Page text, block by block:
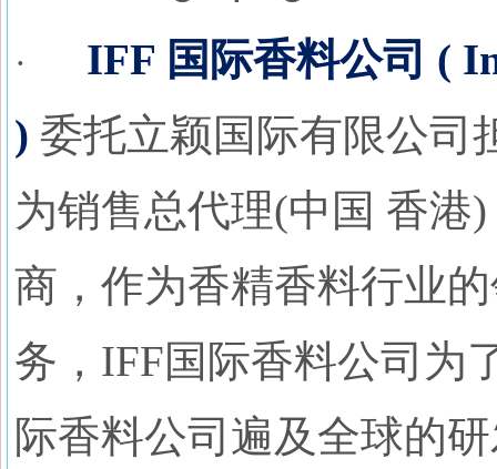
· IFF 国际香料公司 (
) 委托立颖国际有限公司
为销售总代理(中国 香港
商，作为香精香料行业
务，IFF国际香料公司为
际香料公司遍及全球的